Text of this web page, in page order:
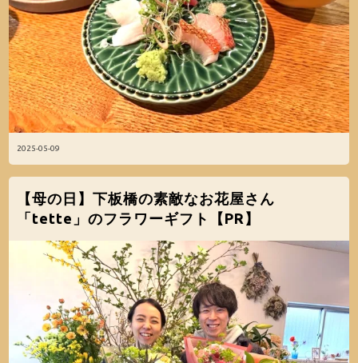
2025-05-09
【母の日】下板橋の素敵なお花屋さん
「tette」のフラワーギフト【PR】